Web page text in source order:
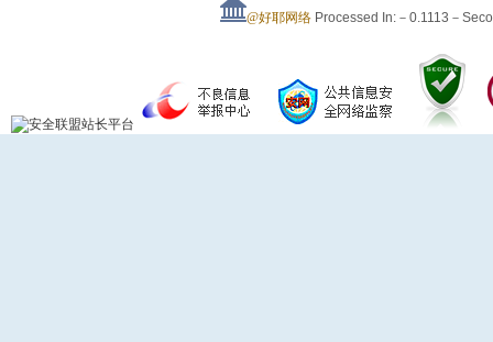
@好耶网络 Processed In:－0.1113－